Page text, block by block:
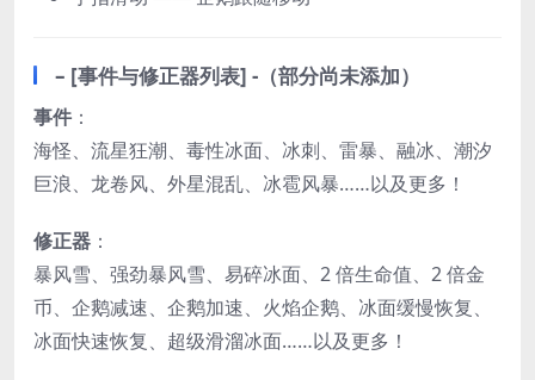
– [事件与修正器列表] -（部分尚未添加）
事件 ：
海怪、流星狂潮、毒性冰面、冰刺、雷暴、融冰、潮汐
巨浪、龙卷风、外星混乱、冰雹风暴……以及更多！
修正器 ：
暴风雪、强劲暴风雪、易碎冰面、2 倍生命值、2 倍金
币、企鹅减速、企鹅加速、火焰企鹅、冰面缓慢恢复、
冰面快速恢复、超级滑溜冰面……以及更多！